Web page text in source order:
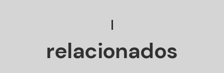
relacionados